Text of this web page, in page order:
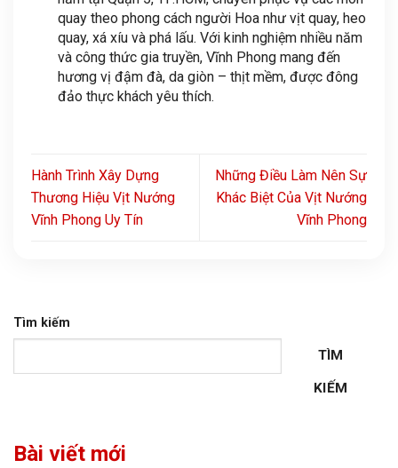
quay theo phong cách người Hoa như vịt quay, heo
quay, xá xíu và phá lấu. Với kinh nghiệm nhiều năm
và công thức gia truyền, Vĩnh Phong mang đến
hương vị đậm đà, da giòn – thịt mềm, được đông
đảo thực khách yêu thích.
Hành Trình Xây Dựng
Thương Hiệu Vịt Nướng
Vĩnh Phong Uy Tín
Những Điều Làm Nên Sự
Khác Biệt Của Vịt Nướng
Vĩnh Phong
Tìm kiếm
TÌM
KIẾM
Bài viết mới